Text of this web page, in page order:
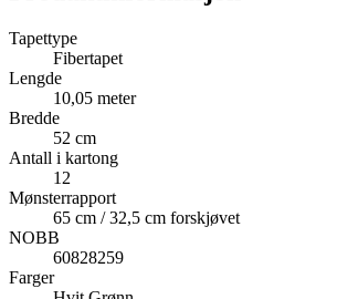
Tapettype
Fibertapet
Lengde
10,05 meter
Bredde
52 cm
Antall i kartong
12
Mønsterrapport
65 cm / 32,5 cm forskjøvet
NOBB
60828259
Farger